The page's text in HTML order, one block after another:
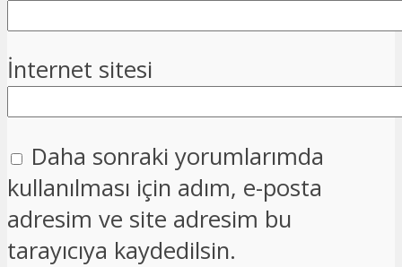
İnternet sitesi
Daha sonraki yorumlarımda
kullanılması için adım, e-posta
adresim ve site adresim bu
tarayıcıya kaydedilsin.